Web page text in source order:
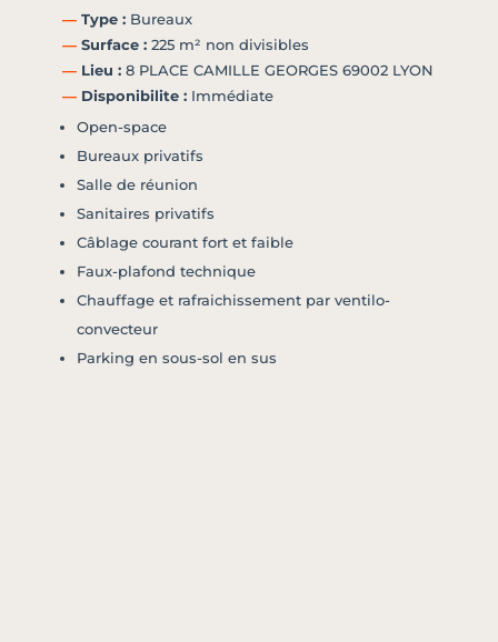
― Type : Bureaux
― Surface : 225 m² non divisibles
― Lieu : 8 PLACE CAMILLE GEORGES 69002 LYON
― Disponibilite : Immédiate
Open-space
Bureaux privatifs
Salle de réunion
Sanitaires privatifs
Câblage courant fort et faible
Faux-plafond technique
Chauffage et rafraichissement par ventilo-
convecteur
Parking en sous-sol en sus